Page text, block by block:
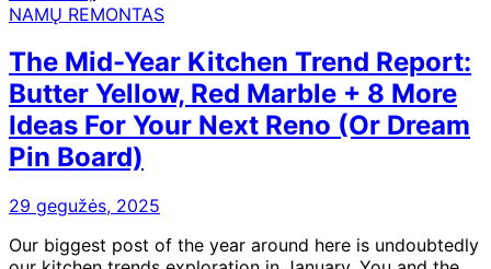
NAMŲ REMONTAS
The Mid-Year Kitchen Trend Report:
Butter Yellow, Red Marble + 8 More
Ideas For Your Next Reno (Or Dream
Pin Board)
29 gegužės, 2025
Our biggest post of the year around here is undoubtedly